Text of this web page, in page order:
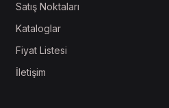
Satış Noktaları
Kataloglar
Fiyat Listesi
İletişim